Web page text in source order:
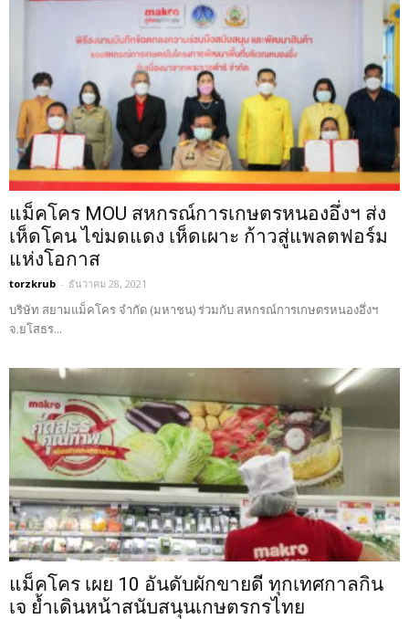
แม็คโคร MOU สหกรณ์การเกษตรหนองอึ่งฯ ส่ง
เห็ดโคน ไข่มดแดง เห็ดเผาะ ก้าวสู่แพลตฟอร์ม
แห่งโอกาส
torzkrub - ธันวาคม 28, 2021
บริษัท สยามแม็คโคร จำกัด (มหาชน) ร่วมกับ สหกรณ์การเกษตรหนองอึ่งฯ
จ.ยโสธร...
แม็คโคร เผย 10 อันดับผักขายดี ทุกเทศกาลกิน
เจ ย้ำเดินหน้าสนับสนุนเกษตรกรไทย